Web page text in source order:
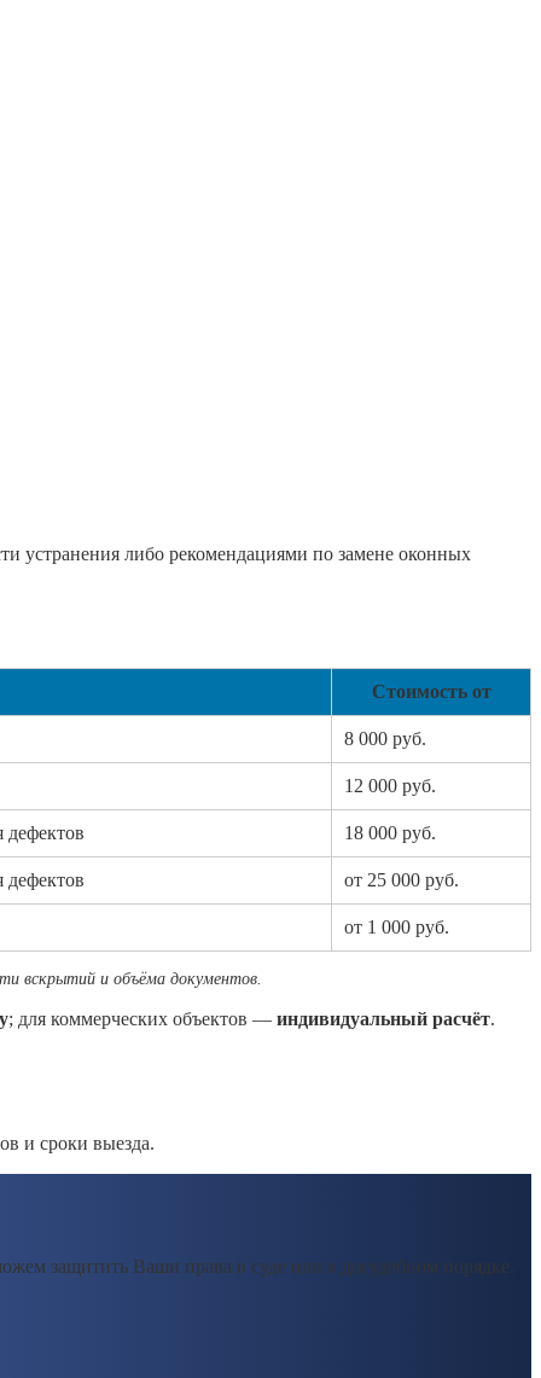
устранения либо рекомендациями по замене оконных
Стоимость от
8 000 руб.
12 000 руб.
дефектов 18 000 руб.
дефектов от 25 000 руб.
от 1 000 руб.
вскрытий и объёма документов.
; для коммерческих объектов — индивидуальный расчёт.
и сроки выезда.
защитить Ваши права в суде или в досудебном порядке.